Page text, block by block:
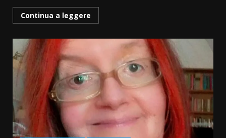
Continua a leggere